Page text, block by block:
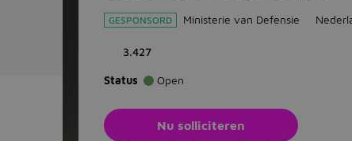
GESPONSORD Ministerie van Defensie
3.427
Status Open
Nu solliciteren